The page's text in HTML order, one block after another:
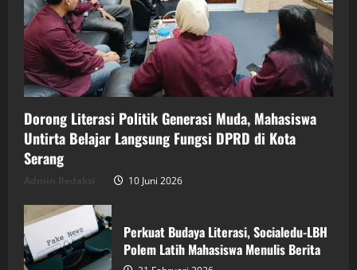
Dorong Literasi Politik Generasi Muda, Mahasiswa
Untirta Belajar Langsung Fungsi DPRD di Kota
Serang
10 Juni 2026
Perkuat Budaya Literasi, Socialedu-LBH
Polem Latih Mahasiswa Menulis Berita